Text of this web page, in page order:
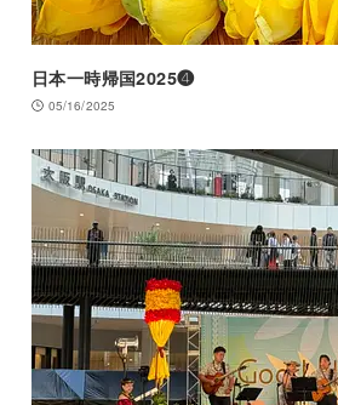
日本一時帰国2025❹
05/16/2025